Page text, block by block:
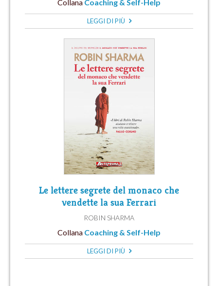
Collana Coaching & Self-Help
LEGGI DI PIÙ
Le lettere segrete del monaco che
vendette la sua Ferrari
ROBIN SHARMA
Collana Coaching & Self-Help
LEGGI DI PIÙ